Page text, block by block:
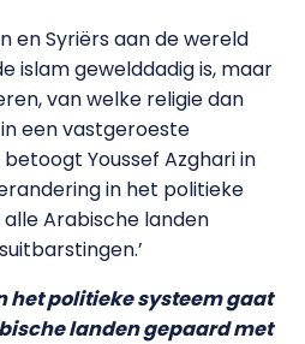
en Syriërs aan de wereld
islam gewelddadig is, maar
van welke religie dan
een vastgeroeste
Youssef Azghari in
in het politieke
Arabische landen
het politieke systeem gaat
landen gepaard met